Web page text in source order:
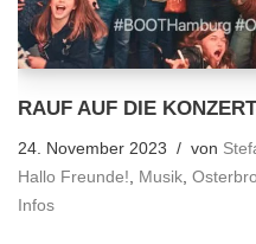
RAUF AUF DIE
24. November 2023 von
Hallo Freunde!, Musik,
Infos